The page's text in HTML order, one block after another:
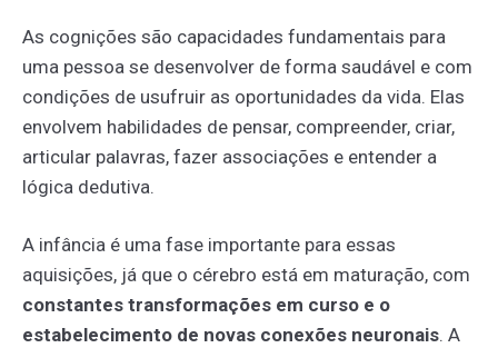
As cognições são capacidades fundamentais para
uma pessoa se desenvolver de forma saudável e com
condições de usufruir as oportunidades da vida. Elas
envolvem habilidades de pensar, compreender, criar,
articular palavras, fazer associações e entender a
lógica dedutiva.
A infância é uma fase importante para essas
aquisições, já que o cérebro está em maturação, com
constantes transformações em curso e o
estabelecimento de novas conexões neuronais. A